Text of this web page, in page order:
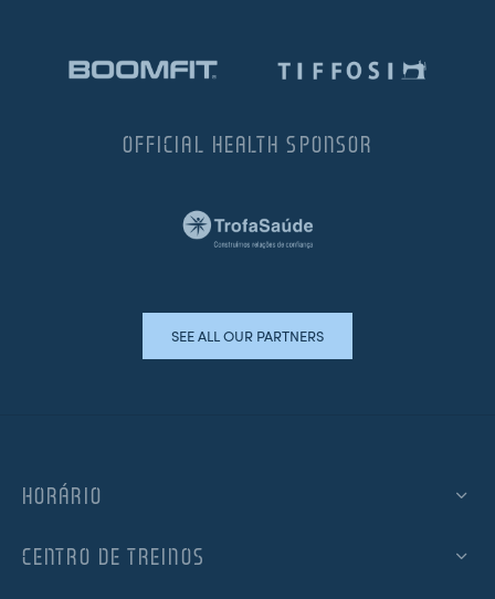
OFFICIAL HEALTH SPONSOR
SEE ALL OUR PARTNERS
HORÁRIO
CENTRO DE TREINOS